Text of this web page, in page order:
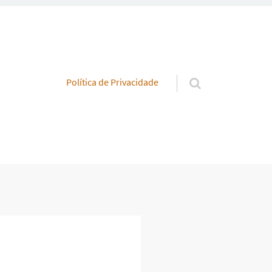
Pular para o conteúdo
Política de Privacidade